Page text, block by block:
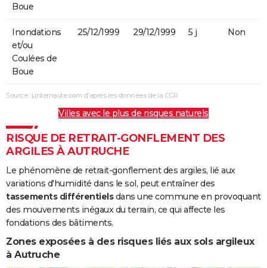
Boue
Inondations
et/ou
Coulées de
Boue
25/12/1999 29/12/1999 5 j Non
Source : Linternaute.com d'après les données de la CCR
Villes avec le plus de risques naturels
RISQUE DE RETRAIT-GONFLEMENT DES
ARGILES À AUTRUCHE
Le phénomène de retrait-gonflement des argiles, lié aux
variations d'humidité dans le sol, peut entraîner des
tassements différentielsdans une commune en provoquant
des mouvements inégaux du terrain, ce qui affecte les
fondations des bâtiments.
Zones exposées à des risques liés aux sols argileux
à Autruche